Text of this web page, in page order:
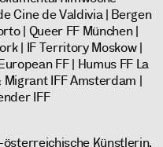
Cine de Valdivia | Bergen
| Queer FF München |
| IF Territory Moskow |
FF | Humus FF La
IFF Amsterdam |
IFF
Künstlerin,